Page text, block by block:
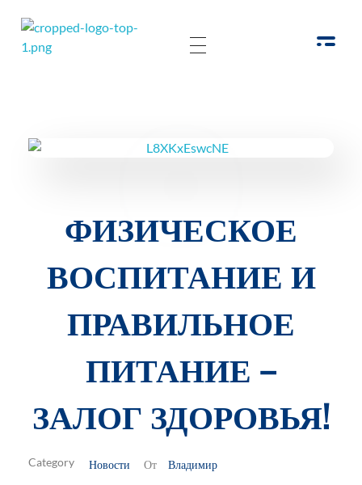
ФИЗИЧЕСКОЕ
ВОСПИТАНИЕ И
ПРАВИЛЬНОЕ
ПИТАНИЕ –
ЗАЛОГ ЗДОРОВЬЯ!
От Владимир
Новости